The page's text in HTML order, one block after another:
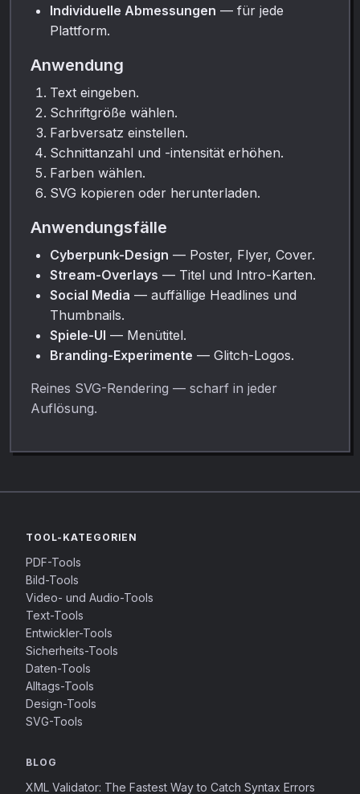
Individuelle Abmessungen — für jede
Plattform.
Anwendung
Text eingeben.
Schriftgröße wählen.
Farbversatz einstellen.
Schnittanzahl und -intensität erhöhen.
Farben wählen.
SVG kopieren oder herunterladen.
Anwendungsfälle
Cyberpunk-Design — Poster, Flyer, Cover.
Stream-Overlays — Titel und Intro-Karten.
Social Media — auffällige Headlines und
Thumbnails.
Spiele-UI — Menütitel.
Branding-Experimente — Glitch-Logos.
Reines SVG-Rendering — scharf in jeder
Auflösung.
TOOL-KATEGORIEN
PDF-Tools
Bild-Tools
Video- und Audio-Tools
Text-Tools
Entwickler-Tools
Sicherheits-Tools
Daten-Tools
Alltags-Tools
Design-Tools
SVG-Tools
BLOG
XML Validator: The Fastest Way to Catch Syntax Errors